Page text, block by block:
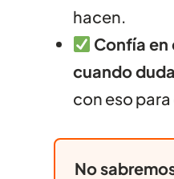
hacen.
Confía en
cuando
con eso
No